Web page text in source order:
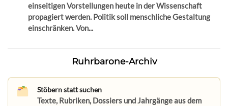
einseitigen Vorstellungen heute in der Wissenschaft
propagiert werden. Politik soll menschliche Gestaltung
einschränken. Von...
Ruhrbarone-Archiv
Stöbern statt suchen
Texte, Rubriken, Dossiers und Jahrgänge aus dem